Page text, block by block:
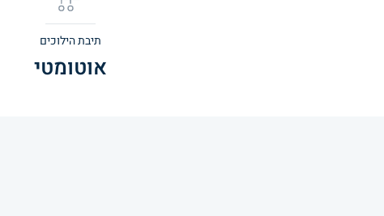
תיבת הילוכים
אוטומטי